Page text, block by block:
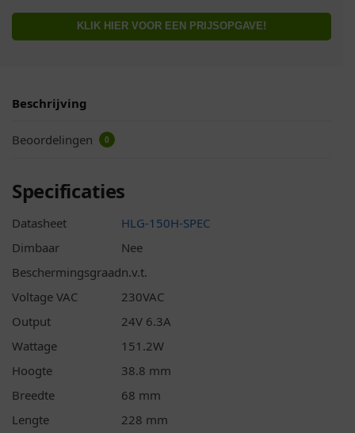
KLIK HIER VOOR EEN PRIJSOPGAVE!
Beschrijving
Beoordelingen 0
Specificaties
Datasheet
HLG-150H-SPEC
Dimbaar
Nee
Beschermingsgraadn.v.t.
Voltage VAC
230VAC
Output
24V 6.3A
Wattage
151.2W
Hoogte
38.8 mm
Breedte
68 mm
Lengte
228 mm